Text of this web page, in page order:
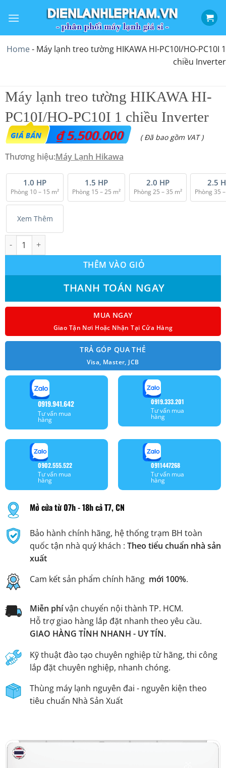
qua
dungHome- Máy lạnh treo tường HIKAWA HI-PC10I/HO-PC10I 1
chiều Inverter
Máy lạnh treo tường HIKAWA HI-
PC10I/HO-PC10I 1 chiều Inverter
₫5.500.000 ( Đã bao gồm VAT )
Thương hiệu:Máy Lạnh Hikawa
1.0 HP
Phòng 10 – 15 m²
1.5 HP
Phòng 15 – 25 m²
2.0 HP
Phòng 25 – 35 m²
2.5
Phòng 35
Xem Thêm
Máy lạnh treo tường HIKAWA HI-PC10I/HO-PC10I 1 chiều
THÊM VÀO GIỎ
THANH TOÁN NGAY
MUA NGAY
Giao Tận Nơi Hoặc Nhận Tại Cửa Hàng
TRẢ GÓP QUA THẺ
Visa, Master, JCB
0919.941.642
Tư vấn mua
hàng
0919.333.201
Tư vấn mua
hàng
0902.555.522
Tư vấn mua
hàng
0911447268
Tư vấn mua
hàng
Mở cửa từ 07h - 18h cả T7, CN
Bảo hành chính hãng, hệ thống trạm BH toàn
quốc tận nhà quý khách : Theo tiểu chuẩn nhà sản
xuất
Cam kết sản phẩm chính hãng mới 100%.
Miễn phívận chuyển nội thành TP. HCM.
Hỗ trợ giao hàng lắp đặt nhanh theo yêu cầu.
GIAO HÀNG TỈNH NHANH - UY TÍN.
Kỹ thuật đào tạo chuyên nghiệp từ hãng, thi công
lắp đặt chuyên nghiệp, nhanh chóng.
Thùng máy lạnh nguyên đai - nguyên kiện theo
tiêu chuẩn Nhà Sản Xuất